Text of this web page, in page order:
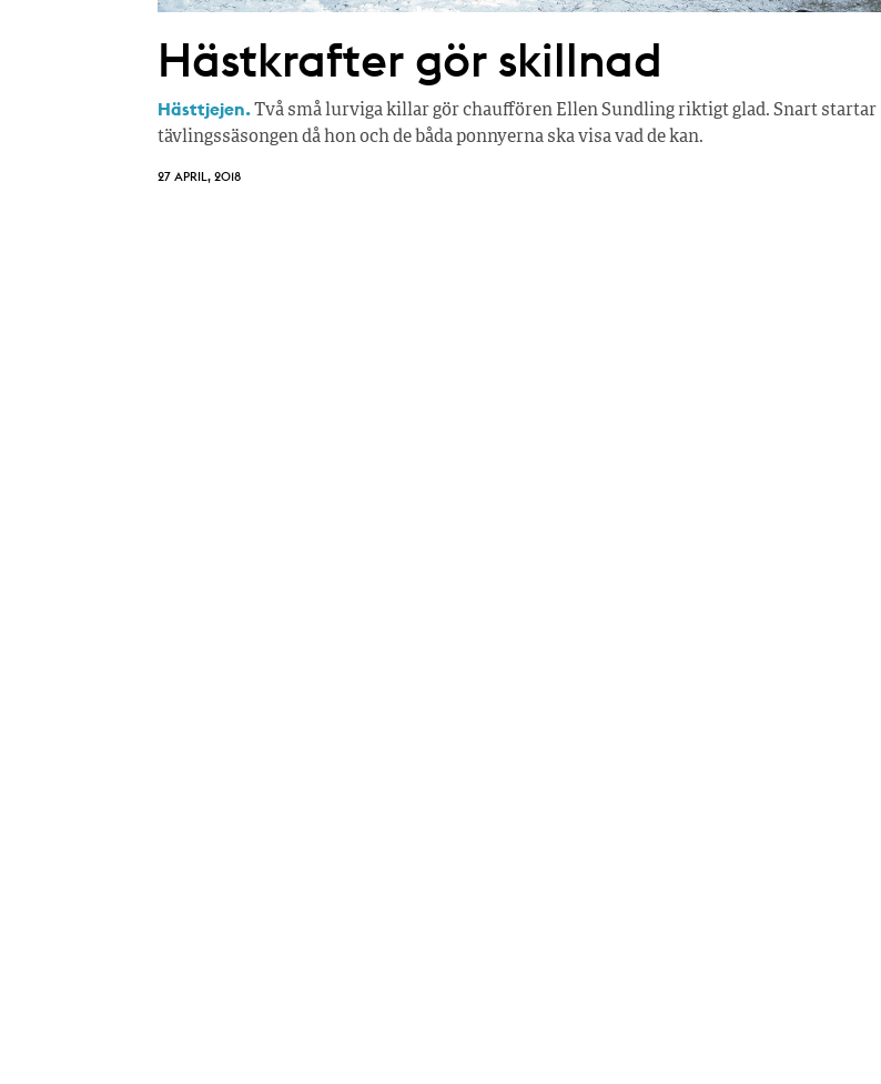
Hästkrafter gör skillnad
Hästtjejen.Två små lurviga killar gör chauffören Ellen Sundling riktigt glad. Snart startar
tävlingssäsongen då hon och de båda ponnyerna ska visa vad de kan.
27 APRIL, 2018